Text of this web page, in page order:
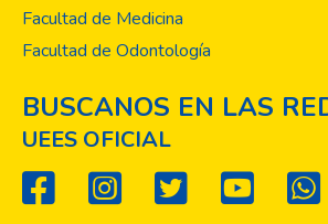
Facultad de Medicina
Facultad de Odontología
BUSCANOS EN LAS
UEES OFICIAL